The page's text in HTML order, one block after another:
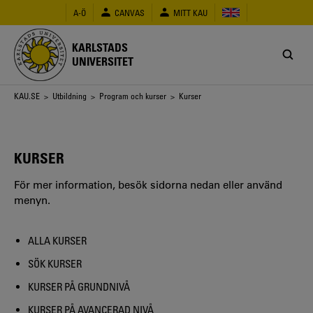
huvudinnehåll
A-Ö CANVAS MITT KAU
KARLSTADS
UNIVERSITET
Länkstig
KAU.SE > Utbildning > Program och kurser > Kurser
KURSER
För mer information, besök sidorna nedan eller använd
menyn.
ALLA KURSER
SÖK KURSER
KURSER PÅ GRUNDNIVÅ
KURSER PÅ AVANCERAD NIVÅ